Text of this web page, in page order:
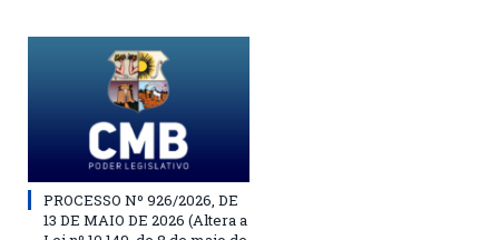
PROCESSO Nº 926/2026, DE
13 DE MAIO DE 2026 (Altera a